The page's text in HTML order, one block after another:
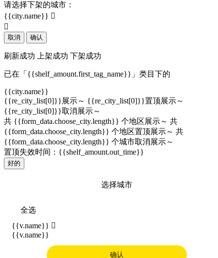
请选择下架的城市：
{{city.name}} 

取消 确认
刷新成功 上架成功 下架成功
已在「{{shelf_amount.first_tag_name}}」类目下的
{{city.name}}
{{re_city_list[0]}}展示～ {{re_city_list[0]}}置顶展示～
{{re_city_list[0]}}取消展示～
共 {{form_data.choose_city.length}} 个地区展示～ 共
{{form_data.choose_city.length}} 个地区置顶展示～ 共
{{form_data.choose_city.length}} 个城市取消展示～
置顶失效时间：{{shelf_amount.out_time}}
好的
选择城市
全选
{{v.name}} 
{{v.name}}
确认